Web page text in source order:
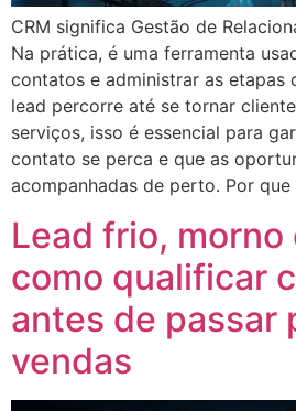
CRM significa Gestão de
Na prática, é uma ferramenta
contatos e administrar as etapas
lead percorre até se tornar
serviços, isso é essencial para
contato se perca e que as
acompanhadas de perto. Por
Lead frio, morno
como qualificar
antes de passar
vendas